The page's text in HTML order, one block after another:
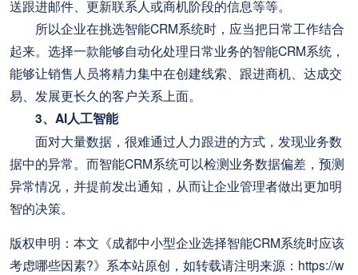
送跟进邮件、更新联系人或商机阶段的信息等等。
所以企业在挑选智能CRM系统时，应当把日常工作结合
起来。选择一款能够自动化处理日常业务的智能CRM系统，
能够让销售人员将精力集中在创建线索、跟进商机、达成交
易、发展更长久的客户关系上面。
3、AI人工智能
面对大量数据，很难通过人力跟进的方式，发现业务数
据中的异常。而智能CRM系统可以检测业务数据偏差，预测
异常情况，并提前发出通知，从而让企业管理者做出更加明
智的决策。
版权申明：本文《成都中小型企业选择智能CRM系统时应该
考虑哪些因素?》系本站原创，如转载请注明来源：https://w